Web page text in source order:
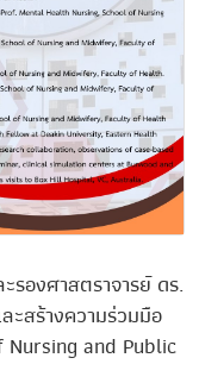
รองศาสตราจารย์ ดร.
สร้างความร่วมมือ
Nursing and Public